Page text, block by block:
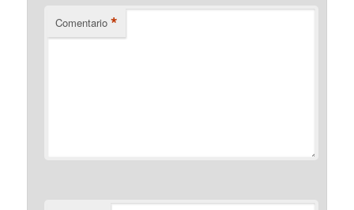
Comentario *